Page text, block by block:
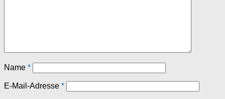
Name *
E-Mail-Adresse *